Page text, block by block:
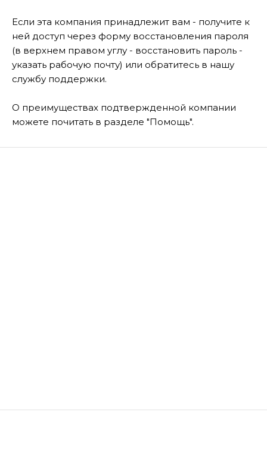
Если эта компания принадлежит вам - получите к
ней доступ через форму восстановления пароля
(в верхнем правом углу - восстановить пароль -
указать рабочую почту) или обратитесь в нашу
службу поддержки.
О преимуществах подтвержденной компании
можете почитать в разделе "Помощь".